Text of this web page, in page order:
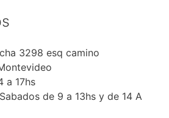
3298 esq camino
a 17hs
de 9 a 13hs y de 14 A